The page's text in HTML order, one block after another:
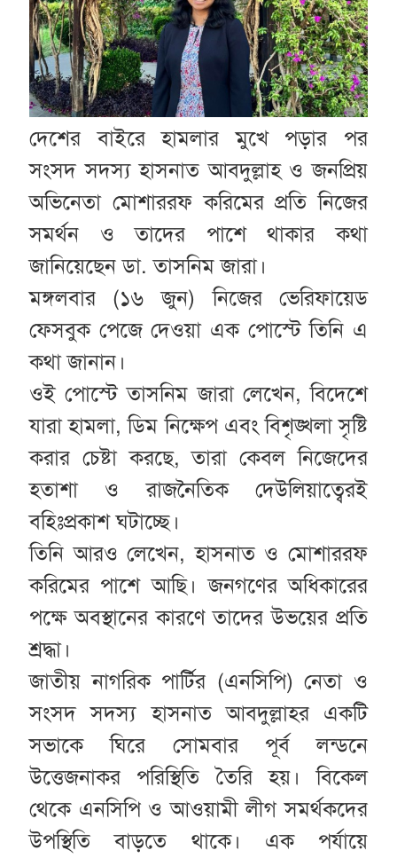
দেশের বাইরে হামলার মুখে পড়ার পর
সংসদ সদস্য হাসনাত আবদুল্লাহ ও জনপ্রিয়
অভিনেতা মোশাররফ করিমের প্রতি নিজের
সমর্থন ও তাদের পাশে থাকার কথা
জানিয়েছেন ডা. তাসনিম জারা।
মঙ্গলবার (১৬ জুন) নিজের ভেরিফায়েড
ফেসবুক পেজে দেওয়া এক পোস্টে তিনি এ
কথা জানান।
ওই পোস্টে তাসনিম জারা লেখেন, বিদেশে
যারা হামলা, ডিম নিক্ষেপ এবং বিশৃঙ্খলা সৃষ্টি
করার চেষ্টা করছে, তারা কেবল নিজেদের
হতাশা ও রাজনৈতিক দেউলিয়াত্বেরই
বহিঃপ্রকাশ ঘটাচ্ছে।
তিনি আরও লেখেন, হাসনাত ও মোশাররফ
করিমের পাশে আছি। জনগণের অধিকারের
পক্ষে অবস্থানের কারণে তাদের উভয়ের প্রতি
শ্রদ্ধা।
জাতীয় নাগরিক পার্টির (এনসিপি) নেতা ও
সংসদ সদস্য হাসনাত আবদুল্লাহর একটি
সভাকে ঘিরে সোমবার পূর্ব লন্ডনে
উত্তেজনাকর পরিস্থিতি তৈরি হয়। বিকেল
থেকে এনসিপি ও আওয়ামী লীগ সমর্থকদের
উপস্থিতি বাড়তে থাকে। এক পর্যায়ে